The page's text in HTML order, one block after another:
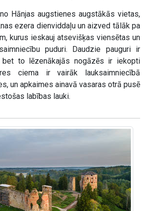
Hānjas augstienes augstākās vietas,
ezera dienviddaļu un aizved tālāk pa
kurus ieskauj atsevišķas viensētas un
puduri. Daudzie pauguri ir
bet to lēzenākajās nogāzēs ir iekopti
ciema ir vairāk lauksaimniecībā
un apkaimes ainavā vasaras otrā pusē
labības lauki.